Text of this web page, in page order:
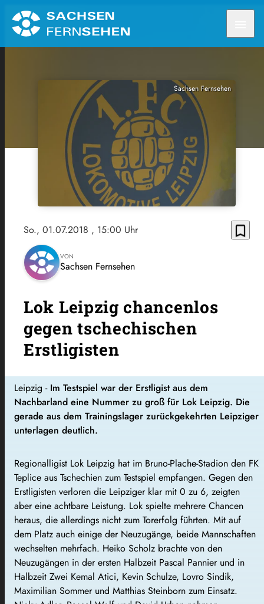
Sachsen Fernsehen
So., 01.07.2018 , 15:00 Uhr bookmark_border
VON
Sachsen Fernsehen
Lok Leipzig chancenlos
gegen tschechischen
Erstligisten
Leipzig - Im Testspiel war der Erstligist aus dem
Nachbarland eine Nummer zu groß für Lok Leipzig. Die
gerade aus dem Trainingslager zurückgekehrten Leipziger
unterlagen deutlich.
Regionalligist Lok Leipzig hat im Bruno-Plache-Stadion den FK
Teplice aus Tschechien zum Testspiel empfangen. Gegen den
Erstligisten verloren die Leipziger klar mit 0 zu 6, zeigten
aber eine achtbare Leistung. Lok spielte mehrere Chancen
heraus, die allerdings nicht zum Torerfolg führten. Mit auf
dem Platz auch einige der Neuzugänge, beide Mannschaften
wechselten mehrfach. Heiko Scholz brachte von den
Neuzugängen in der ersten Halbzeit Pascal Pannier und in
Halbzeit Zwei Kemal Atici, Kevin Schulze, Lovro Sindik,
Maximilian Sommer und Matthias Steinborn zum Einsatz.